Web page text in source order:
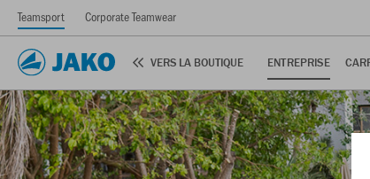
Teamsport Corporate Teamwear
VERS LA BOUTIQUE ENTREPRISE